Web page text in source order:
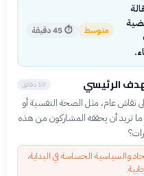
متوسط ⏱45 دقيقة
الرئيسي 10 دقائق
نقاش عام، مثل الصحة النفسية أو
تريد أن يحققه المشاركون من هذه
والسياسية الحساسة في البداية،